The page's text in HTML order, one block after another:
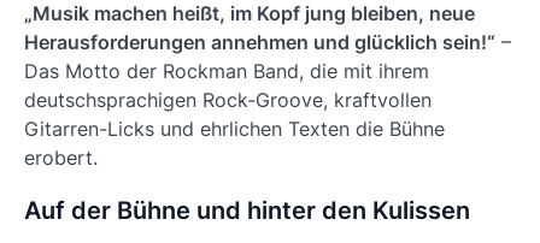
„Musik machen heißt, im Kopf jung bleiben, neue
Herausforderungen annehmen und glücklich sein!“ –
Das Motto der Rockman Band, die mit ihrem
deutschsprachigen Rock-Groove, kraftvollen
Gitarren-Licks und ehrlichen Texten die Bühne
erobert.
Auf der Bühne und hinter den Kulissen